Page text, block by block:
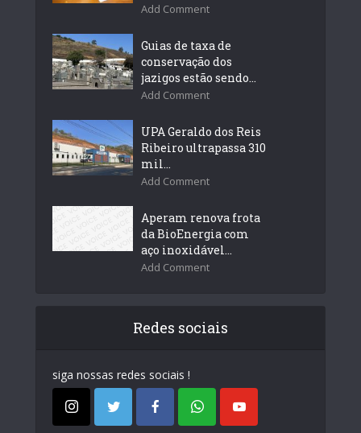
Add Comment
Guias de taxa de
conservação dos
jazigos estão sendo...
Add Comment
UPA Geraldo dos Reis
Ribeiro ultrapassa 310
mil...
Add Comment
Aperam renova frota
da BioEnergia com
aço inoxidável...
Add Comment
Redes sociais
siga nossas redes sociais !